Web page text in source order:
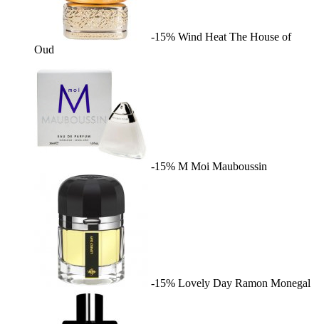
-15% Wind Heat The House of
Oud
-15% M Moi Mauboussin
-15% Lovely Day Ramon Monegal